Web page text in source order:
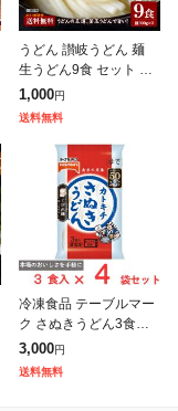
うどん 讃岐うどん 麺
生うどん9食 セット 送
料無料(300g(3食)×3袋)
普通麺 麺のみ [メール
1,000円
送料無料
冷凍食品 テーブルマー
ク さぬきうどん3食入×
4袋 冷凍 うどん さぬき
うどん 讃岐うどん
3,000円
送料無料